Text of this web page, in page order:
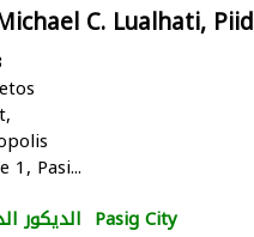
C. Lualhati, Piid
1, Pasi...
الديكور Pasig City